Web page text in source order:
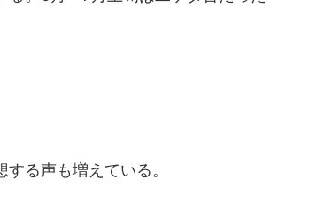
る声も増えている。